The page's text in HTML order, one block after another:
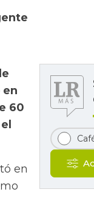
en
60
en